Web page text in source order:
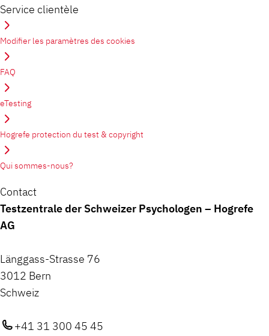
Service clientèle
Modifier les paramètres des cookies
FAQ
eTesting
Hogrefe protection du test & copyright
Qui sommes-nous?
Contact
Testzentrale der Schweizer Psychologen – Hogrefe
AG
Länggass-Strasse 76
3012 Bern
Schweiz
+41 31 300 45 45